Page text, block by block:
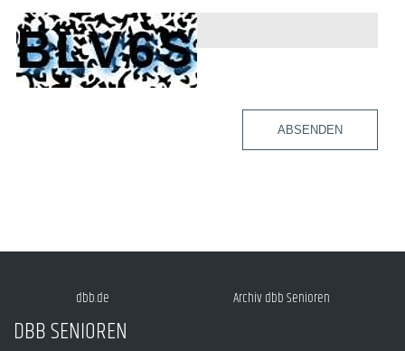
ABSENDEN
dbb.de Archiv dbb Senioren
DBB SENIOREN